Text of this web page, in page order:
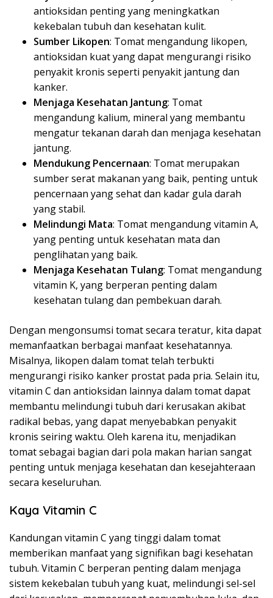
antioksidan penting yang meningkatkan
kekebalan tubuh dan kesehatan kulit.
Sumber Likopen: Tomat mengandung likopen,
antioksidan kuat yang dapat mengurangi risiko
penyakit kronis seperti penyakit jantung dan
kanker.
Menjaga Kesehatan Jantung: Tomat
mengandung kalium, mineral yang membantu
mengatur tekanan darah dan menjaga kesehatan
jantung.
Mendukung Pencernaan: Tomat merupakan
sumber serat makanan yang baik, penting untuk
pencernaan yang sehat dan kadar gula darah
yang stabil.
Melindungi Mata: Tomat mengandung vitamin A,
yang penting untuk kesehatan mata dan
penglihatan yang baik.
Menjaga Kesehatan Tulang: Tomat mengandung
vitamin K, yang berperan penting dalam
kesehatan tulang dan pembekuan darah.
Dengan mengonsumsi tomat secara teratur, kita dapat
memanfaatkan berbagai manfaat kesehatannya.
Misalnya, likopen dalam tomat telah terbukti
mengurangi risiko kanker prostat pada pria. Selain itu,
vitamin C dan antioksidan lainnya dalam tomat dapat
membantu melindungi tubuh dari kerusakan akibat
radikal bebas, yang dapat menyebabkan penyakit
kronis seiring waktu. Oleh karena itu, menjadikan
tomat sebagai bagian dari pola makan harian sangat
penting untuk menjaga kesehatan dan kesejahteraan
secara keseluruhan.
Kaya Vitamin C
Kandungan vitamin C yang tinggi dalam tomat
memberikan manfaat yang signifikan bagi kesehatan
tubuh. Vitamin C berperan penting dalam menjaga
sistem kekebalan tubuh yang kuat, melindungi sel-sel